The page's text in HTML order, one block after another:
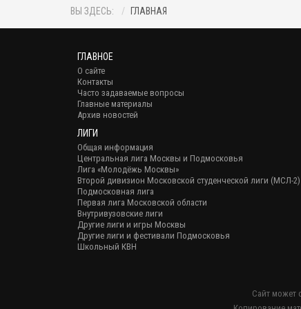
ВЫ ЗДЕСЬ: ГЛАВНАЯ
ГЛАВНОЕ
О сайте
Контакты
Часто задаваемые вопросы
Главные материалы
Архив новостей
ЛИГИ
Общая информация
Центральная лига Москвы и Подмосковья
Лига «Молодёжь Москвы»
Второй дивизион Московской студенческой лиги (МСЛ-2)
Подмосковная лига
Первая лига Московской области
Внутривузовские лиги
Другие лиги и игры Москвы
Другие лиги и фестивали Подмосковья
Школьный КВН
Сайт может